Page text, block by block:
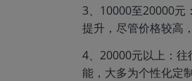
3、10000至20000元
提升，尽管价格较高
4、20000元以上：
能，大多为个性化定